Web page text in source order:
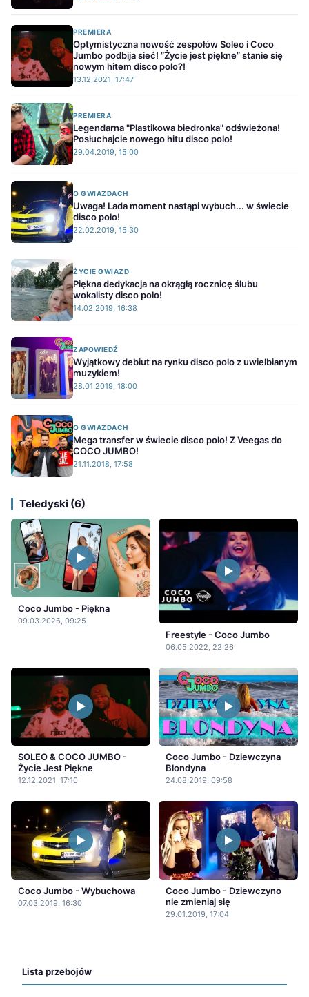
PREMIERA
Optymistyczna nowość zespołów Soleo i Coco
Jumbo podbija sieć! ”Życie jest piękne” stanie się
nowym hitem disco polo?!
13.12.2021, 17:47
PREMIERA
Legendarna "Plastikowa biedronka" odświeżona!
Posłuchajcie nowego hitu disco polo!
29.04.2019, 15:00
O GWIAZDACH
Uwaga! Lada moment nastąpi wybuch... w świecie
disco polo!
22.02.2019, 15:30
ŻYCIE GWIAZD
Piękna dedykacja na okrągłą rocznicę ślubu
wokalisty disco polo!
14.02.2019, 16:38
ZAPOWIEDŹ
Wyjątkowy debiut na rynku disco polo z uwielbianym
muzykiem!
28.01.2019, 18:00
O GWIAZDACH
Mega transfer w świecie disco polo! Z Veegas do
COCO JUMBO!
21.11.2018, 17:58
Teledyski (6)
Coco Jumbo - Piękna
09.03.2026, 09:25
Freestyle - Coco Jumbo
06.05.2022, 22:26
SOLEO & COCO JUMBO -
Życie Jest Piękne
12.12.2021, 17:10
Coco Jumbo - Dziewczyna
Blondyna
24.08.2019, 09:58
Coco Jumbo - Wybuchowa
07.03.2019, 16:30
Coco Jumbo - Dziewczyno
nie zmieniaj się
29.01.2019, 17:04
Lista przebojów